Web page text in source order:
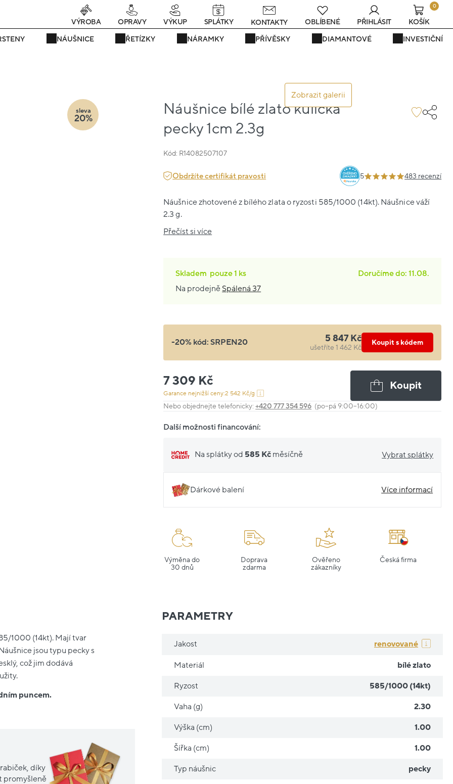
teď! - 20 % na vše! Kód: SRPEN20 24 dní : 6h : 46m : 49s
NÁUŠNICE ŘETÍZKY NÁRAMKY PŘÍVĚSKY DIAMANTOVÉ INVESTIČNÍ
VÝROBA OPRAVY VÝKUP SPLÁTKY KONTAKTY OBLÍBENÉ PŘIHLÁSIT
0
KOŠÍK
Zobrazit galerii
Náušnice bílé zlato kulička
pecky 1cm 2.3g
Kód: R14082507107
sleva
20%
Obdržíte certifikát pravosti 5 483 recenzí
Náušnice zhotovené z bílého zlata o ryzosti 585/1000 (14kt). Náušnice váží
2.3 g.
Přečíst si více
Skladem pouze1 ks
Doručíme do: 11.08.
Na prodejně Spálená 37
-20% kód:SRPEN20 5 847 Kč
ušetříte 1 462 Kč
Koupit s kódem
7 309 Kč
Garance nejnižší ceny:2 542 Kč/g
Koupit
Nebo objednejte telefonicky:+420 777 354 596 (po–pá 9:00–16:00)
Další možnosti financování:
Na splátky od 585 Kč měsíčně Vybrat splátky
Dárkové balení Více informací
Výměna do
30 dnů
Doprava
zdarma
Ověřeno
zákazníky
Česká firma
1000 (14kt). Mají tvar
jsou typu pecky s
což jim dodává
puncem.
díky
promyšleně
PARAMETRY
Jakost renovované
Materiál bílé zlato
Ryzost 585/1000 (14kt)
Vaha (g) 2.30
Výška (cm) 1.00
Šířka (cm) 1.00
Typ náušnic pecky